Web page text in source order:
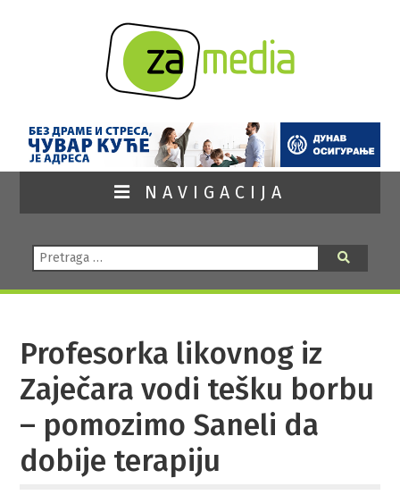
NAVIGACIJA
Pretraga:
Profesorka likovnog iz
Zaječara vodi tešku borbu
– pomozimo Saneli da
dobije terapiju